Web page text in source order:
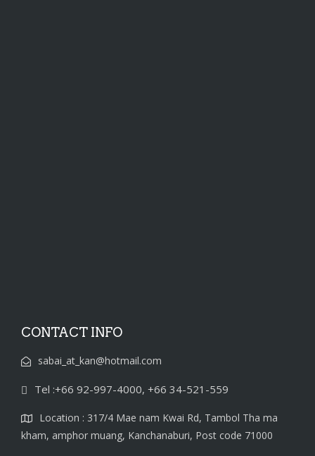
CONTACT INFO
sabai_at_kan@hotmail.com
Tel :+66 92-997-4000, +66 34-521-559
Location : 317/4 Mae nam Kwai Rd, Tambol Tha ma
kham, amphor muang, Kanchanaburi, Post code 71000